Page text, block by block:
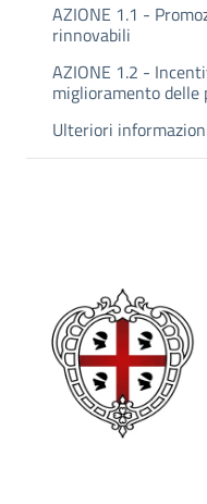
AZIONE 1.1 -
rinnovabili
AZIONE 1.2 -
miglioramento delle
Ulteriori